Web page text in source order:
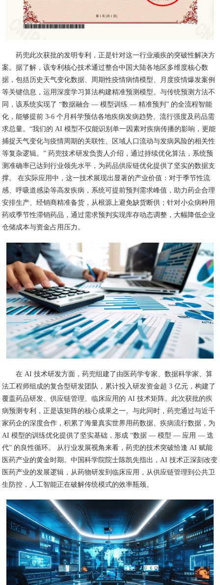
药兜此次获批的发明专利，正是针对这一行业顽疾的突破性解决方
案。据了解，该专利核心技术通过整合中国大陆各地区多维度核心数
据，包括历史天气变化数据、周期性疫情病情模型、月度疫情爆发案例
等关键信息，运用深度学习算法构建精准预测模型。与传统预测方法不
同，该系统实现了 “数据融合 — 模型训练 — 精准预判” 的全流程智能
化，能够提前 3-6 个月科学预估各地疾病发病趋势、流行强度及药品需
求总量。“我们的 AI 模型不仅能识别单一因素对疾病传播的影响，更能
捕捉天气变化与疫情周期的关联性、区域人口流动与发病风险的相关性
等复杂逻辑。” 药兜技术研发负责人介绍，通过持续优化算法，系统预
测准确率已达到行业领先水平，为药品供应链优化提供了坚实的数据支
撑。 在实际应用中，这一技术展现出显著的产业价值：对于季节性流
感、呼吸道感染等高发疾病，系统可提前预判需求峰值，助力药企合理
安排生产、经销商精准备货，从根源上避免缺货断供；针对小众病种用
药或季节性滞销药品，通过需求预判实现库存动态调整，大幅降低企业
仓储成本与资金占用压力。
在 AI 技术研发方面，药兜组建了由医药学专家、数据科学家、算
法工程师组成的复合型研发团队，累计投入研发资金超 3 亿元，构建了
覆盖药品研发、供应链管理、临床应用的 AI 技术矩阵。此次获批的疾
病预测专利，正是该矩阵的核心成果之一。与此同时，药兜通过与近千
家药企的深度合作，积累了海量真实世界用药数据、疾病流行数据，为
AI 模型的训练优化提供了坚实基础，形成 “数据 — 模型 — 应用 — 迭
代” 的良性循环。 从行业发展视角来看，药兜的技术突破恰逢 AI 赋能
医药产业的黄金时期。中国科学院院士陈凯先指出，AI 技术正深刻改变
医药产业的发展逻辑，从药物研发到临床应用，从供应链管理到公共卫
生防控，人工智能正在破解传统模式的效率瓶颈。